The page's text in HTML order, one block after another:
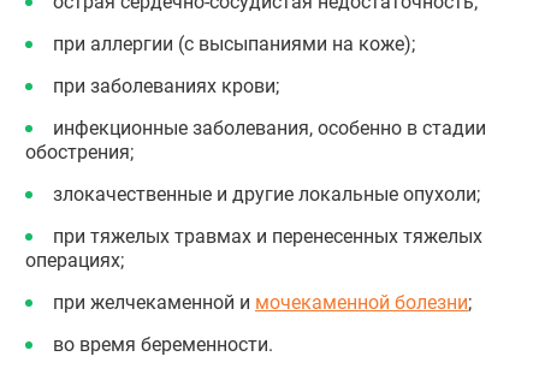
при аллергии (с высыпаниями на коже);
при заболеваниях крови;
инфекционные заболевания, особенно в стадии
обострения;
злокачественные и другие локальные опухоли;
при тяжелых травмах и перенесенных тяжелых
операциях;
при желчекаменной и мочекаменной болезни;
во время беременности.